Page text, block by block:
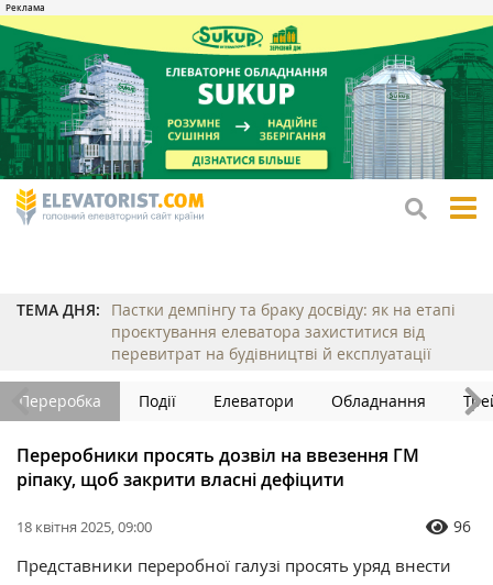
ТЕМА ДНЯ:
Пастки демпінгу та браку досвіду: як на етапі
проєктування елеватора захиститися від
перевитрат на будівництві й експлуатації
Переробка Події Елеватори Обладнання
Переробники просять дозвіл на ввезення ГМ
ріпаку, щоб закрити власні дефіцити
18 квітня 2025, 09:00 96
Представники переробної галузі просять уряд внести